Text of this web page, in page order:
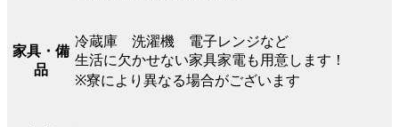
家具・備
品
冷蔵庫 洗濯機 電子レンジなど
生活に欠かせない家具家電も用意します！
※寮により異なる場合がございます